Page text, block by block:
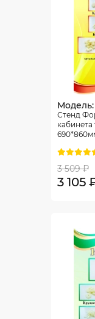
Модель:
Стенд
3 509 ₽
3 105